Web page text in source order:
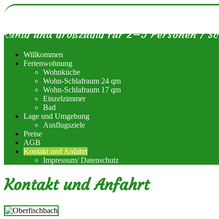
Ferienwohnung
Ruhig und großzügig für 2–5 Personen /
Menu
Willkommen
Ferienwohnung
Wohnküche
Wohn-Schlafraum 24 qm
Wohn-Schlafraum 17 qm
Einzelzimmer
Bad
Lage und Umgebung
Ausflugsziele
Preise
AGB
Kontakt und Anfahrt
Impressum/ Datenschutz
Kontakt und Anfahrt